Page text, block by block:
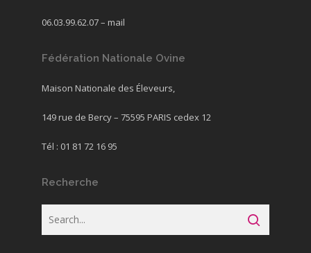
06.03.99.62.07 – mail
Fédération Nationale Ovine
Maison Nationale des Éleveurs,
149 rue de Bercy – 75595 PARIS cedex 12
Tél : 01 81 72 16 95
Recherche